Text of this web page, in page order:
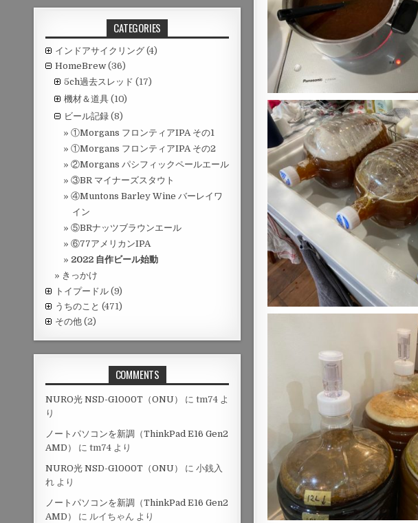
CATEGORIES
インドアサイクリング (4)
HomeBrew (36)
5ch過去スレッド (17)
機材＆道具 (10)
ビール記録 (8)
①Morgans フロンティアIPA その1
①Morgans フロンティアIPA その2
②Morgans パシフィックペールエール
③BR マイナーズスタウト
④Muntons Barley Wine バーレイワ
イン
⑤BRナッツブラウンエール
⑥77アメリカンIPA
2022 自作ビール始動
きっかけ
トイプードル (9)
うちのこと (471)
その他 (2)
COMMENTS
NURO光 NSD-G1000T（ONU） にtm74 よ
り
ノートパソコンを新調（ThinkPad E16 Gen2
AMD）
にtm74 より
NURO光 NSD-G1000T（ONU）
に小銭入
れ より
ノートパソコンを新調（ThinkPad E16 Gen2
AMD）
に ルイちゃん より